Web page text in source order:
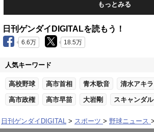
もっとみる
日刊ゲンダイDIGITALを読もう！
6.6万 18.5万
人気キーワード
高校野球 高市首相 青木歌音 清水アキラ
高市政権 高市早苗 大岩剛 スキャンダル
日刊ゲンダイDIGITAL スポーツ 野球ニュース